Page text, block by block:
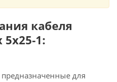
кабеля
5х25-1:
для